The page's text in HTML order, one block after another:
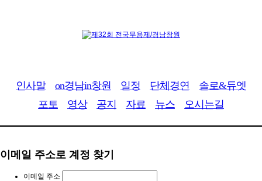
인사말 on경남in창원 일정 단체경연
솔로&듀엣
포토
영상 공지 자료 뉴스 오시는길
이메일 주소로 계정 찾기
이메일 주소